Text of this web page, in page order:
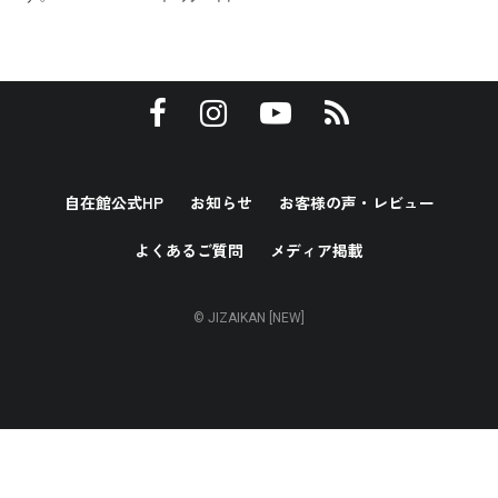
自在館公式HP お知らせ お客様の声・レビュー
よくあるご質問 メディア掲載
© JIZAIKAN [NEW]